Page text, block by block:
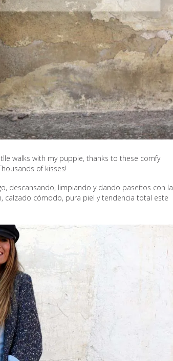
walks with my puppie, thanks to these comfy
of kisses!
descansando, limpiando y dando paseítos con la
calzado cómodo, pura piel y tendencia total este